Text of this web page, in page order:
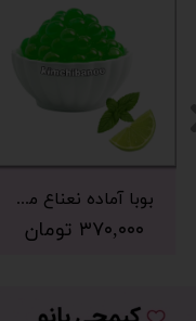
بوبا آماده نعناع موهیتو ۲۵۰
۳۷۰,۰۰۰ تومان